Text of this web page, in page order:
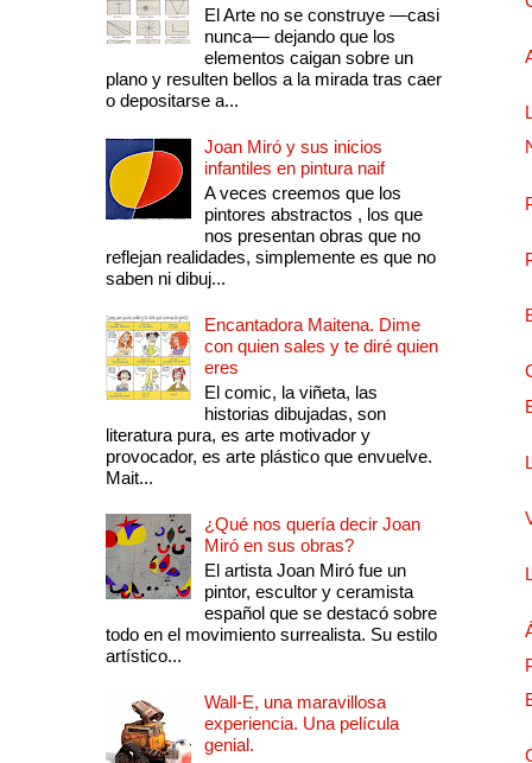
El Arte no se construye —casi
nunca— dejando que los
elementos caigan sobre un
plano y resulten bellos a la mirada tras caer
o depositarse a...
Joan Miró y sus inicios
infantiles en pintura naif
A veces creemos que los
pintores abstractos , los que
nos presentan obras que no
reflejan realidades, simplemente es que no
saben ni dibuj...
Encantadora Maitena. Dime
con quien sales y te diré quien
eres
El comic, la viñeta, las
historias dibujadas, son
literatura pura, es arte motivador y
provocador, es arte plástico que envuelve.
Mait...
¿Qué nos quería decir Joan
Miró en sus obras?
El artista Joan Miró fue un
pintor, escultor y ceramista
español que se destacó sobre
todo en el movimiento surrealista. Su estilo
artístico...
Wall-E, una maravillosa
experiencia. Una película
genial.